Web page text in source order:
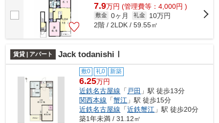
7.9万円 (管理費等：4,000円 )
敷金 0ヶ月 礼金
10万円
2階 / 2LDK / 59.55㎡
賃貸 | アパート Jack todanishiⅠ
敷0 礼0 新築
6.25万円
近鉄名古屋線 「 戸田 」駅 徒歩13分
関西本線 「蟹江 」駅 徒歩15分
近鉄名古屋線 「近鉄蟹江 」駅 徒歩20分
築1年未満 / 31.12㎡